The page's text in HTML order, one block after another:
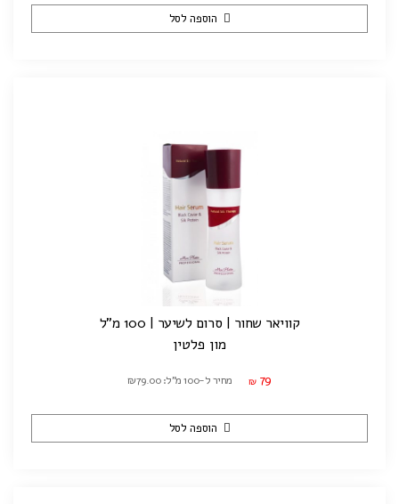
הוספה לסל
קוויאר שחור | סרום לשיער | 100 מ"ל
מון פלטין
₪ 79 מחיר ל-100 מ"ל: ₪79.00
הוספה לסל